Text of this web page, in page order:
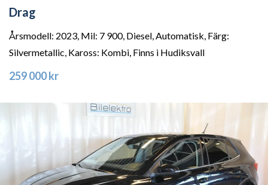
Drag
Årsmodell: 2023, Mil: 7 900, Diesel, Automatisk, Färg:
Silvermetallic, Kaross: Kombi, Finns i Hudiksvall
259 000 kr